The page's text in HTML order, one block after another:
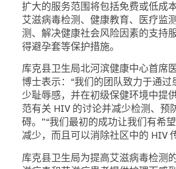
扩大的服务范围将包括免费或低成本
艾滋病毒检测、健康教育、医疗监
测、解决健康社会风险因素的支持
得避孕套等保护措施。
库克县卫生局北河滨健康中心首席
博士表示：“我们的团队致力于通
少耻辱感，并在初级保健环境中提
范有关 HIV 的讨论并减少检测、预
碍。”“我们最初的成功让我们有希
减少，而且可以消除社区中的 HIV
库克县卫生局为提高艾滋病毒检测